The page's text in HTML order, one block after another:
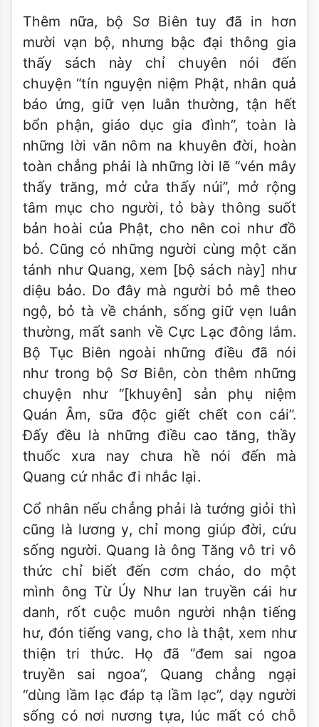
Thêm nữa, bộ Sơ Biên tuy đã in hơn
mười vạn bộ, nhưng bậc đại thông gia
thấy sách này chỉ chuyên nói đến
chuyện “tín nguyện niệm Phật, nhân quả
báo ứng, giữ vẹn luân thường, tận hết
bổn phận, giáo dục gia đình”, toàn là
những lời văn nôm na khuyên đời, hoàn
toàn chẳng phải là những lời lẽ “vén mây
thấy trăng, mở cửa thấy núi”, mở rộng
tâm mục cho người, tỏ bày thông suốt
bản hoài của Phật, cho nên coi như đồ
bỏ. Cũng có những người cùng một căn
tánh như Quang, xem [bộ sách này] như
diệu bảo. Do đây mà người bỏ mê theo
ngộ, bỏ tà về chánh, sống giữ vẹn luân
thường, mất sanh về Cực Lạc đông lắm.
Bộ Tục Biên ngoài những điều đã nói
như trong bộ Sơ Biên, còn thêm những
chuyện như “[khuyên] sản phụ niệm
Quán Âm, sữa độc giết chết con cái”.
Đấy đều là những điều cao tăng, thầy
thuốc xưa nay chưa hề nói đến mà
Quang cứ nhắc đi nhắc lại.
Cổ nhân nếu chẳng phải là tướng giỏi thì
cũng là lương y, chỉ mong giúp đời, cứu
sống người. Quang là ông Tăng vô tri vô
thức chỉ biết đến cơm cháo, do một
mình ông Từ Úy Như lan truyền cái hư
danh, rốt cuộc muôn người nhận tiếng
hư, đón tiếng vang, cho là thật, xem như
thiện tri thức. Họ đã “đem sai ngoa
truyền sai ngoa”, Quang chẳng ngại
“dùng lầm lạc đáp tạ lầm lạc”, dạy người
sống có nơi nương tựa, lúc mất có chỗ